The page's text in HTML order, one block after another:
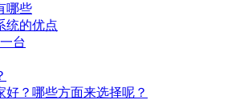
哪些
统的优点
台
？哪些方面来选择呢？